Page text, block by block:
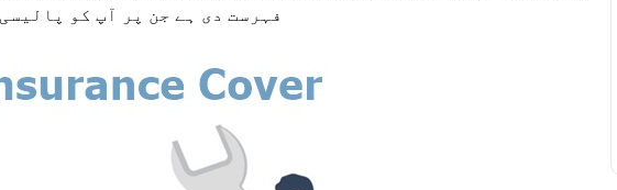
فہرست دی ہے جن پر آپ کو